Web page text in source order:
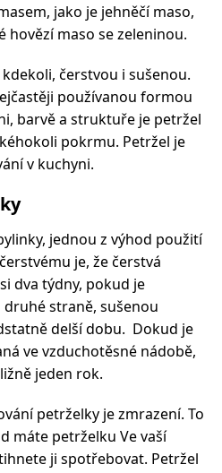
jako je jehněčí maso,
hovězí maso se zeleninou.
čerstvou i sušenou.
používanou formou
barvě a struktuře je petržel
pokrmu. Petržel je
v kuchyni.
jednou z výhod použití
​​je, že čerstvá
dva týdny, pokud je
druhé straně, sušenou
delší dobu. Dokud je
ve vzduchotěsné nádobě,
jeden rok.
petrželky je zmrazení. To
máte petrželku Ve vaší
ji spotřebovat. Petržel